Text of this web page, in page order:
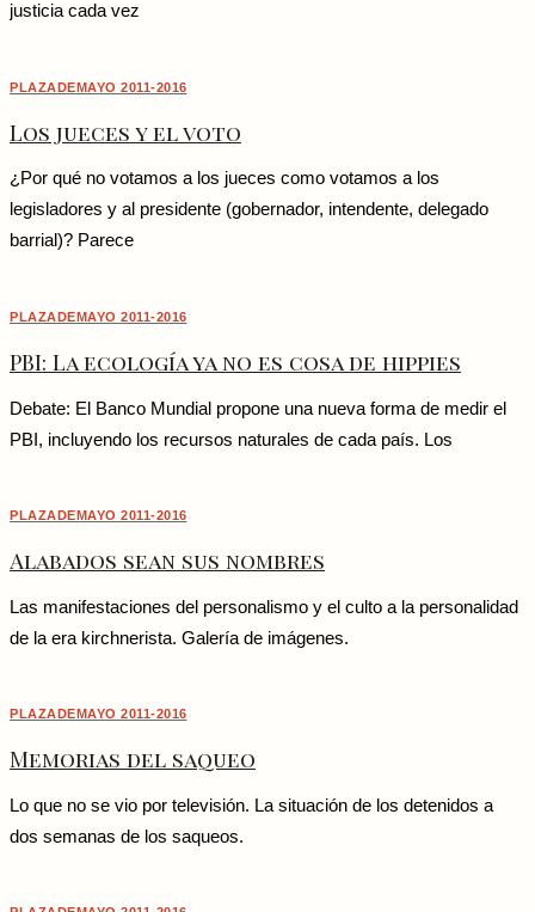
justicia cada vez
PLAZADEMAYO 2011-2016
Los jueces y el voto
¿Por qué no votamos a los jueces como votamos a los
legisladores y al presidente (gobernador, intendente, delegado
barrial)? Parece
PLAZADEMAYO 2011-2016
PBI: La ecología ya no es cosa de hippies
Debate: El Banco Mundial propone una nueva forma de medir el
PBI, incluyendo los recursos naturales de cada país. Los
PLAZADEMAYO 2011-2016
Alabados sean sus nombres
Las manifestaciones del personalismo y el culto a la personalidad
de la era kirchnerista. Galería de imágenes.
PLAZADEMAYO 2011-2016
Memorias del saqueo
Lo que no se vio por televisión. La situación de los detenidos a
dos semanas de los saqueos.